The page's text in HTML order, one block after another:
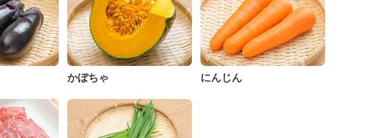
かぼちゃ にんじん